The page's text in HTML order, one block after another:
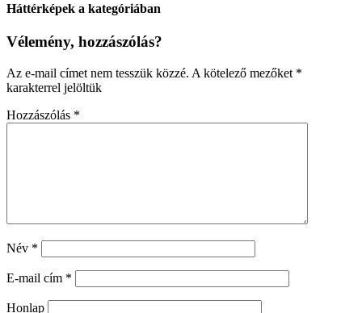
Háttérképek a kategóriában
Vélemény, hozzászólás?
Az e-mail címet nem tesszük közzé. A kötelező mezőket *
karakterrel jelöltük
Hozzászólás *
Név *
E-mail cím *
Honlap